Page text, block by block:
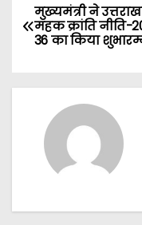
P
o
v
मुख्यमंत्री ने
महक क्रांति नीति-
36 का किया